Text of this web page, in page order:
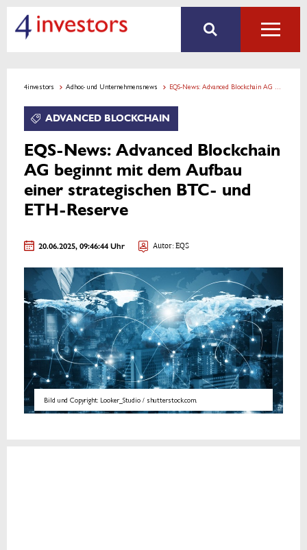
4investors Adhoc- und Unternehmensnews EQS-News: Advanced Blockchain AG beginnt mit dem Aufbau einer strategischen BTC- und ETH-Reserve
ADVANCED BLOCKCHAIN
EQS-News: Advanced Blockchain
AG beginnt mit dem Aufbau
einer strategischen BTC- und
ETH-Reserve
20.06.2025, 09:46:44 Uhr Autor: EQS
Bild und Copyright: Looker_Studio / shutterstock.com.